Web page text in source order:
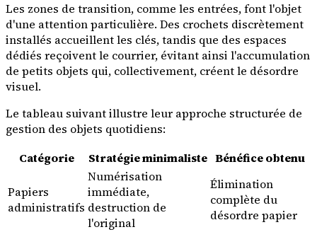
Les zones de transition, comme les entrées, font l'objet
d'une attention particulière. Des crochets discrètement
installés accueillent les clés, tandis que des espaces
dédiés reçoivent le courrier, évitant ainsi l'accumulation
de petits objets qui, collectivement, créent le désordre
visuel.
Le tableau suivant illustre leur approche structurée de
gestion des objets quotidiens:
Catégorie
Stratégie minimaliste Bénéfice obtenu
Papiers
administratifs
Numérisation
immédiate,
destruction de
l'original
Élimination
complète du
désordre papier